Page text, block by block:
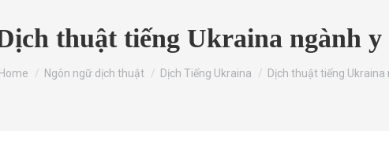
thuật tiếng Ukraina ngành y
You are here:
Home Ngôn ngữ dịch thuật Dịch Tiếng Ukraina Dịch thuật tiếng Ukraina